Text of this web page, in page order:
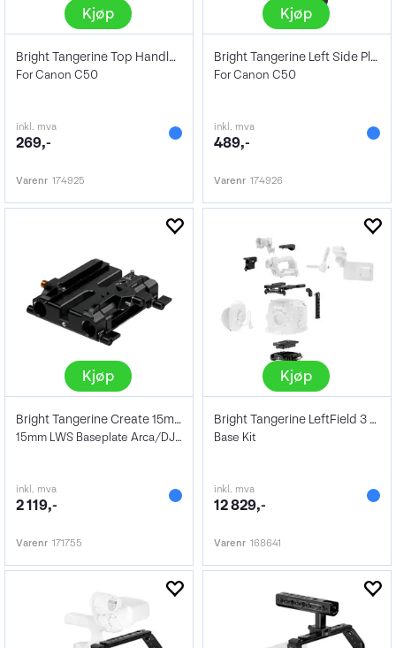
Kjøp
Bright Tangerine Top Handle Cheese Plate
For Canon C50
inkl. mva
269,-
Varenr 174925
Kjøp
Bright Tangerine Left Side Plate
For Canon C50
inkl. mva
489,-
Varenr 174926
Kjøp
Bright Tangerine Create 15mm Baseplate
15mm LWS Baseplate Arca/DJI/Manfrotto
inkl. mva
2 119,-
Varenr 171755
Kjøp
Bright Tangerine LeftField 3 Canon C400
Base Kit
inkl. mva
12 829,-
Varenr 168641